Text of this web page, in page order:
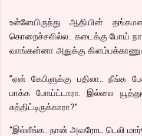
உள்ளேயிருந்து ஆதியின்
கொறைச்சலில்ல.. கடைக்கு போய்
வாங்கன்னா அதுக்கு கிளம்பக்காணும்
”ஏன் கேபிளுக்கு பதிலா.. நீங்க
பாக்க போய்ட்டாரா. இல்லை
சுத்திட்டிருக்காரா?”
“இல்லீங்க.. நான் அவரோட டெலி